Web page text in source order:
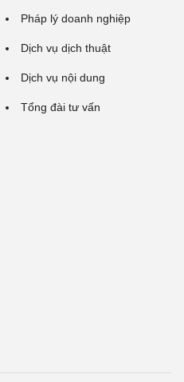
Pháp lý doanh nghiệp
Dịch vụ dịch thuật
Dịch vụ nội dung
Tổng đài tư vấn